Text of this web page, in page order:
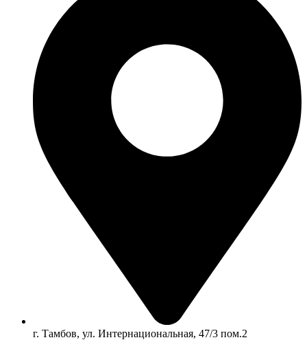
г. Тамбов, ул. Интернациональная, 47/3 пом.2